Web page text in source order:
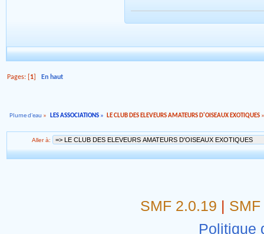
Pages: [ 1 En haut
Plume d'eau » LES ASSOCIATIONS» LE CLUB DES ELEVEURS AMATEURS D'OISEAUX EXOTIQUES
Aller à:
SMF 2.0.19 |
Politique